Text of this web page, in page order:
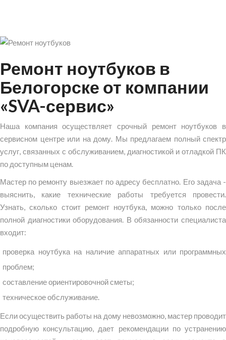
Ремонт ноутбуков в
Белогорске от компании
«SVA-сервис»
Наша компания осуществляет срочный ремонт ноутбуков в
сервисном центре или на дому. Мы предлагаем полный спектр
услуг, связанных с обслуживанием, диагностикой и отладкой ПК
по доступным ценам.
Мастер по ремонту выезжает по адресу бесплатно. Его задача -
выяснить, какие технические работы требуется провести.
Узнать, сколько стоит ремонт ноутбука, можно только после
полной диагностики оборудования. В обязанности специалиста
входит:
проверка ноутбука на наличие аппаратных или программных
проблем;
составление ориентировочной сметы;
техническое обслуживание.
Если осуществить работы на дому невозможно, мастер проводит
подробную консультацию, дает рекомендации по устранению